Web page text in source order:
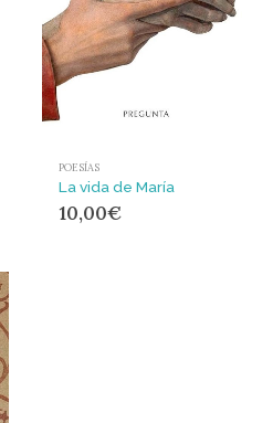
POESÍAS
La vida de María
10,00€